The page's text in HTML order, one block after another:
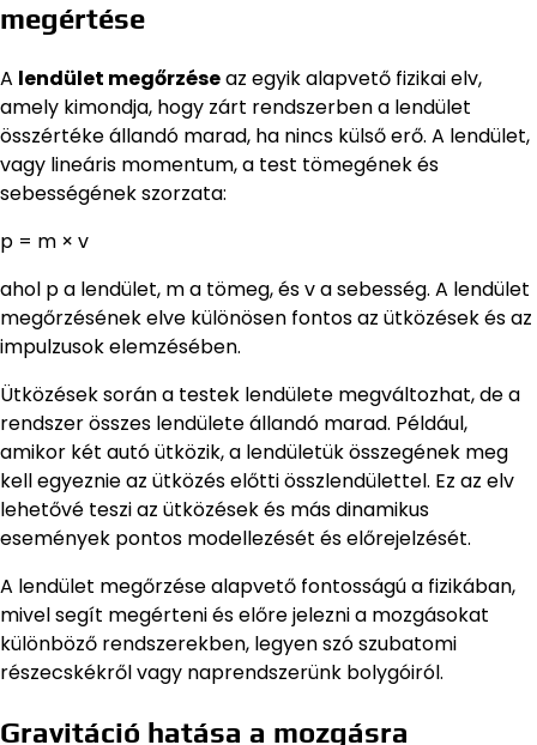
megértése
A lendület megőrzéseaz egyik alapvető fizikai elv,
amely kimondja, hogy zárt rendszerben a lendület
összértéke állandó marad, ha nincs külső erő. A lendület,
vagy lineáris momentum, a test tömegének és
sebességének szorzata:
p = m × v
ahol p a lendület, m a tömeg, és v a sebesség. A lendület
megőrzésének elve különösen fontos az ütközések és az
impulzusok elemzésében.
Ütközések során a testek lendülete megváltozhat, de a
rendszer összes lendülete állandó marad. Például,
amikor két autó ütközik, a lendületük összegének meg
kell egyeznie az ütközés előtti összlendülettel. Ez az elv
lehetővé teszi az ütközések és más dinamikus
események pontos modellezését és előrejelzését.
A lendület megőrzése alapvető fontosságú a fizikában,
mivel segít megérteni és előre jelezni a mozgásokat
különböző rendszerekben, legyen szó szubatomi
részecskékről vagy naprendszerünk bolygóiról.
Gravitáció hatása a mozgásra